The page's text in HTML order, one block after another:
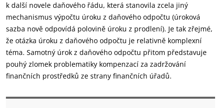
k další novele daňového řádu, která stanovila zcela jiný
mechanismus výpočtu úroku z daňového odpočtu (úroková
sazba nově odpovídá polovině úroku z prodlení). Je tak zřejmé,
že otázka úroku z daňového odpočtu je relativně komplexní
téma. Samotný úrok z daňového odpočtu přitom představuje
pouhý zlomek problematiky kompenzací za zadržování
finančních prostředků ze strany finančních úřadů.